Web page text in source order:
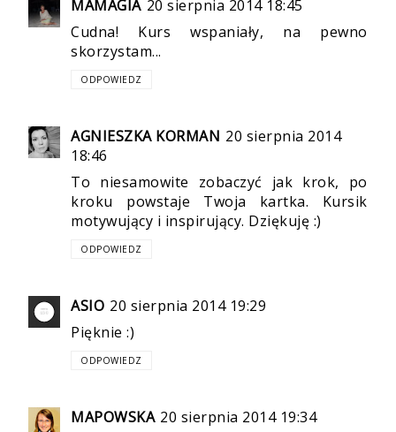
MAMAGIA 20 sierpnia 2014 18:45
Cudna! Kurs wspaniały, na pewno
skorzystam...
ODPOWIEDZ
AGNIESZKA KORMAN 20 sierpnia 2014
18:46
To niesamowite zobaczyć jak krok, po
kroku powstaje Twoja kartka. Kursik
motywujący i inspirujący. Dziękuję :)
ODPOWIEDZ
ASIO 20 sierpnia 2014 19:29
Pięknie :)
ODPOWIEDZ
MAPOWSKA 20 sierpnia 2014 19:34